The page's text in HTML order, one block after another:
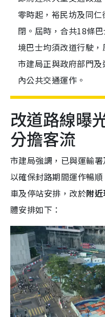
零時起，裕民坊及同
閉。屆時，合共18條
境巴士均須改道行駛
市建局正與政府部門
內公共交通運作。
改道路線曝
分擔客流
市建局強調，已與運輸
以確保封路期間運作暢
車及停站安排，改於附
體安排如下：